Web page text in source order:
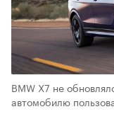
BMW X7 не
автомобилю